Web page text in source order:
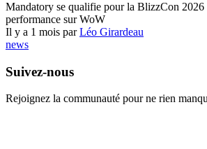
Mandatory se qualifie pour la BlizzCon 2026
performance sur WoW
Il y a 1 mois parLéo Girardeau
news
Suivez-nous
Rejoignez la communauté pour ne rien